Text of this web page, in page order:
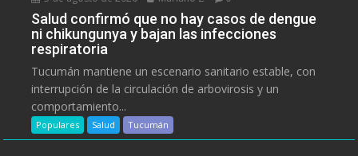
Salud confirmó que no hay casos de dengue
ni chikungunya y bajan las infecciones
respiratoria
Tucumán mantiene un escenario sanitario estable, con
interrupción de la circulación de arbovirosis y un
comportamiento...
Populares Salud Tucumán